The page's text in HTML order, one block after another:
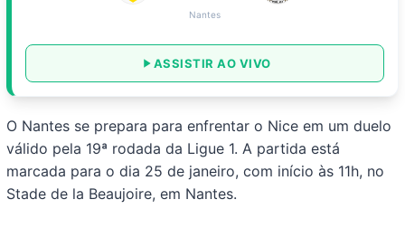
Nantes
ASSISTIR AO VIVO
O Nantes se prepara para enfrentar o Nice em um duelo
válido pela 19ª rodada da Ligue 1. A partida está
marcada para o dia 25 de janeiro, com início às 11h, no
Stade de la Beaujoire, em Nantes.